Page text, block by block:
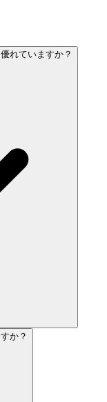
れていますか？
か？